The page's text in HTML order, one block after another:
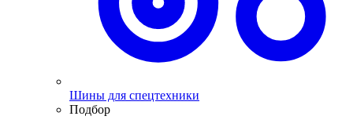
Шины для спецтехники
Подбор